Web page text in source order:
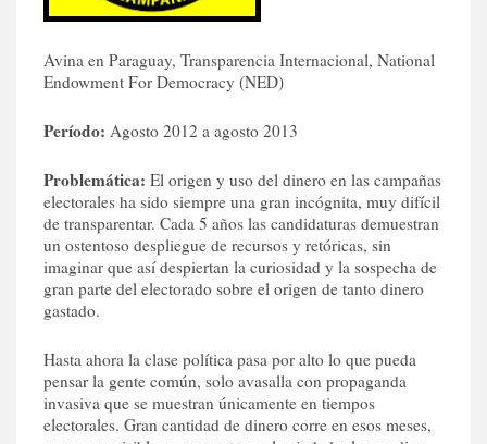
Avina en Paraguay, Transparencia Internacional, National
Endowment For Democracy (NED)
Período: Agosto 2012 a agosto 2013
Problemática: El origen y uso del dinero en las campañas
electorales ha sido siempre una gran incógnita, muy difícil
de transparentar. Cada 5 años las candidaturas demuestran
un ostentoso despliegue de recursos y retóricas, sin
imaginar que así despiertan la curiosidad y la sospecha de
gran parte del electorado sobre el origen de tanto dinero
gastado.
Hasta ahora la clase política pasa por alto lo que pueda
pensar la gente común, solo avasalla con propaganda
invasiva que se muestran únicamente en tiempos
electorales. Gran cantidad de dinero corre en esos meses,